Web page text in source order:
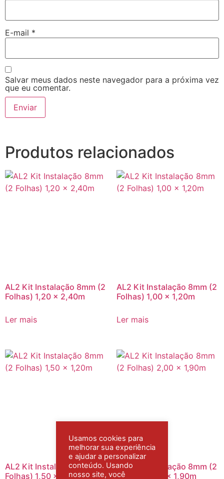
E-mail *
Salvar meus dados neste navegador para a próxima vez
que eu comentar.
Produtos relacionados
AL2 Kit Instalação 8mm (2
Folhas) 1,20 x 2,40m
Ler mais
AL2 Kit Instalação 8mm (2
Folhas) 1,00 x 1,20m
Ler mais
AL2 Kit Instalação 8mm (2
Folhas) 1,50 x 1,20m
AL2 Kit Instalação 8mm (2
Folhas) 2,00 x 1,90m
Usamos cookies para
melhorar sua experiência
e ajudar a personalizar
conteúdo. Usando
nosso site, você